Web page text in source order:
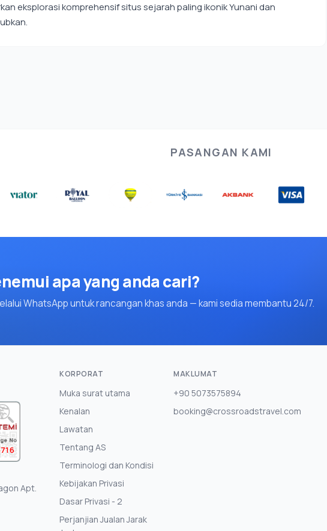
eksplorasi komprehensif situs sejarah paling ikonik Yunani dan
PASANGAN KAMI
apa yang anda cari?
WhatsApp untuk rancangan khas anda — kami sedia membantu 24/7.
Apt.
KORPORAT
Muka surat utama
Kenalan
Lawatan
Tentang AS
Terminologi dan Kondisi
Kebijakan Privasi
Dasar Privasi - 2
Perjanjian Jualan Jarak
MAKLUMAT
+90 5073575894
booking@crossroadstravel.com